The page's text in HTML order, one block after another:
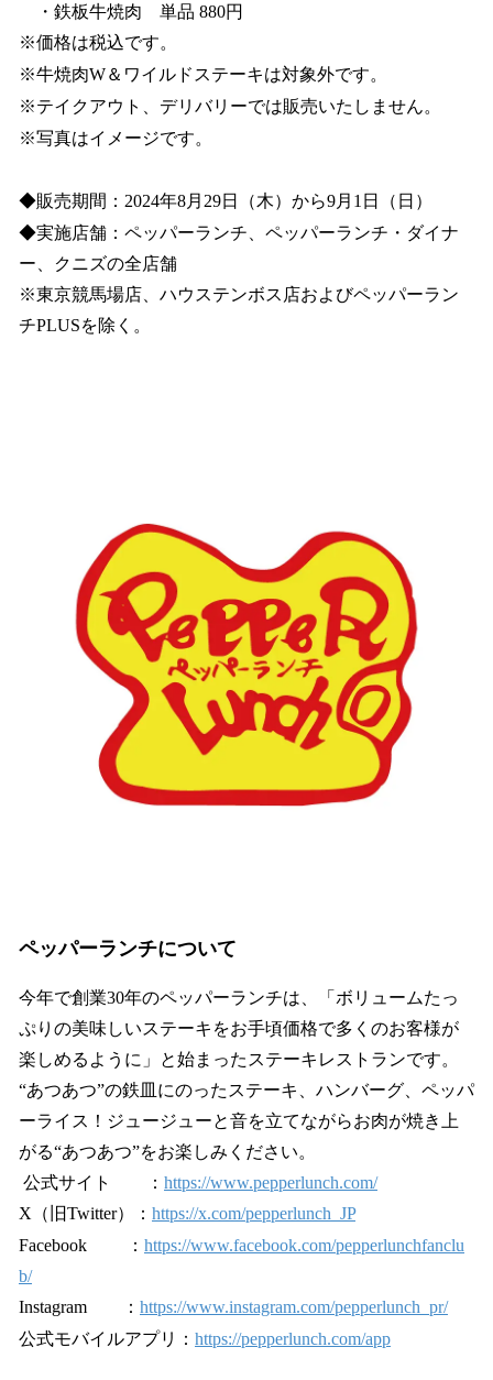
・鉄板牛焼肉 単品 880円
※価格は税込です。
※牛焼肉W＆ワイルドステーキは対象外です。
※テイクアウト、デリバリーでは販売いたしません。
※写真はイメージです。
◆販売期間：2024年8月29日（木）から9月1日（日）
◆実施店舗：ペッパーランチ、ペッパーランチ・ダイナ
ー、クニズの全店舗
※東京競馬場店、ハウステンボス店およびペッパーラン
チPLUSを除く。
ペッパーランチについて
今年で創業30年のペッパーランチは、「ボリュームたっ
ぷりの美味しいステーキをお手頃価格で多くのお客様が
楽しめるように」と始まったステーキレストランです。
“あつあつ”の鉄皿にのったステーキ、ハンバーグ、ペッパ
ーライス！ジュージューと音を立てながらお肉が焼き上
がる“あつあつ”をお楽しみください。
公式サイト ： https://www.pepperlunch.com/
X（旧Twitter）： https://x.com/pepperlunch_JP
Facebook ： https://www.facebook.com/pepperlunchfanclu
b/
Instagram ： https://www.instagram.com/pepperlunch_pr/
公式モバイルアプリ： https://pepperlunch.com/app